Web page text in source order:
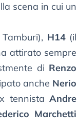
scena in cui un
H14 (il
attirato sempre
di Renzo
anche Nerio
tennista Andre
Marchetti